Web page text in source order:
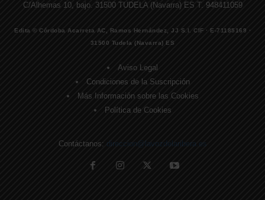
C/Alhemas 10, bajo. 31500 TUDELA (Navarra) ES T. 948411059
Edita © Córdoba Acarreta AC, Ramos Hernández, JJ S.I. CIF · E-71185169 ·
31500 Tudela (Navarra) ES
Aviso Legal
Condiciones de la Suscripción
Más Información sobre las Cookies
Política de Cookies
Contáctanos: direccion@lavozdelaribera.es